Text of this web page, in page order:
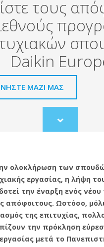
τους
Daikin
ΜΑΖΊ ΜΑΣ
Scroll
to
ολοκλήρωση των
εργασίας, η λήψη
την έναρξη ενός νέου
απόφοιτους. Ωστόσο,
της επιτυχίας,
την πρόκληση
εργασίας μετά το